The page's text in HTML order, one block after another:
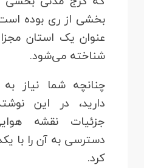
بخشی از ری بوده
عنوان یک استان مجزا
شناخته می‌شود.
چنانچه شما نیاز
دارید، در این
جزئیات نقشه
دسترسی به آن را با
کرد.